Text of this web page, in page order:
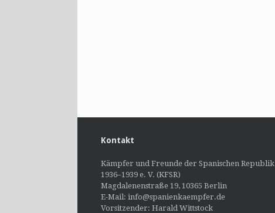
Kontakt
Kämpfer und Freunde der Spanischen Republik
1936–1939 e. V. (KFSR)
Magdalenenstraße 19, 10365 Berlin
E-Mail: info@spanienkaempfer.de
Vorsitzender: Harald Wittstock